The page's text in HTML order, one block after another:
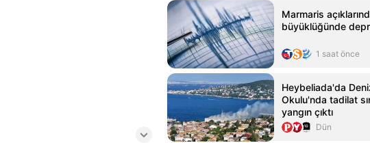
Marmaris
büyüklüğünde
1 saat önce
Heybeliada'da
Okulu'nda tadilat
yangın çıktı
Dün